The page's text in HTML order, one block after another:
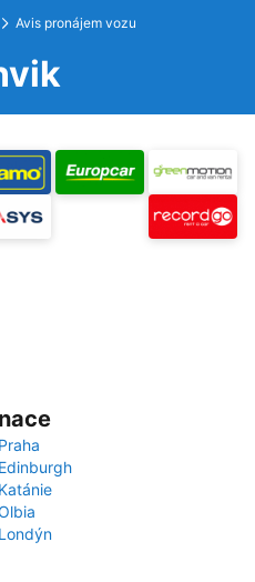
Avis pronájem vozu
Praha
Edinburgh
Katánie
Londýn